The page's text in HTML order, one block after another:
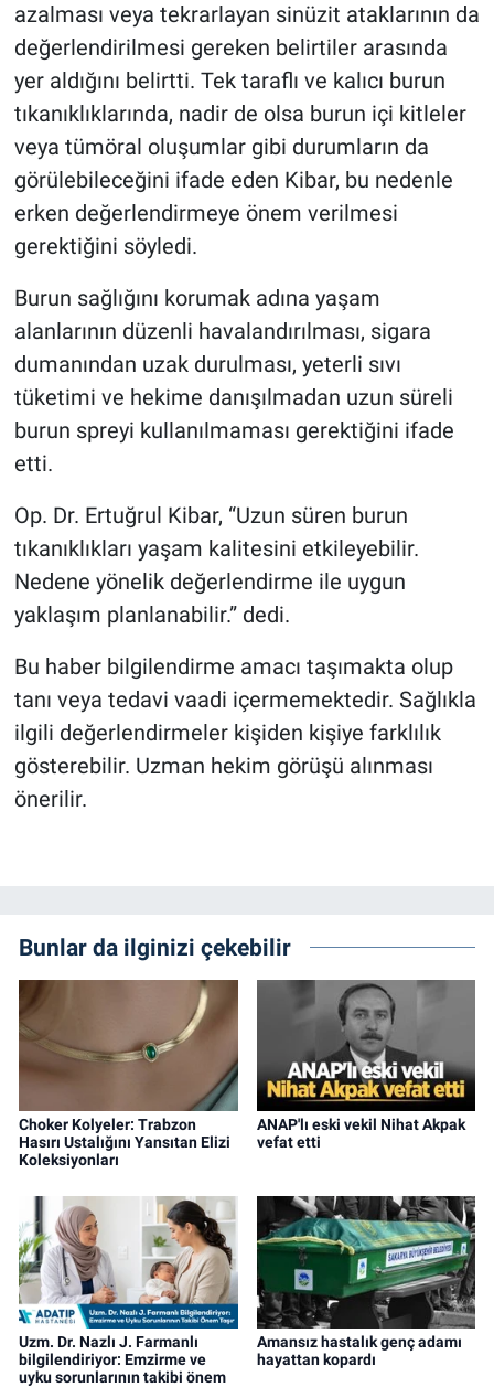
azalması veya tekrarlayan sinüzit ataklarının da
değerlendirilmesi gereken belirtiler arasında
yer aldığını belirtti. Tek taraflı ve kalıcı burun
tıkanıklıklarında, nadir de olsa burun içi kitleler
veya tümöral oluşumlar gibi durumların da
görülebileceğini ifade eden Kibar, bu nedenle
erken değerlendirmeye önem verilmesi
gerektiğini söyledi.
Burun sağlığını korumak adına yaşam
alanlarının düzenli havalandırılması, sigara
dumanından uzak durulması, yeterli sıvı
tüketimi ve hekime danışılmadan uzun süreli
burun spreyi kullanılmaması gerektiğini ifade
etti.
Op. Dr. Ertuğrul Kibar, “Uzun süren burun
tıkanıklıkları yaşam kalitesini etkileyebilir.
Nedene yönelik değerlendirme ile uygun
yaklaşım planlanabilir.” dedi.
Bu haber bilgilendirme amacı taşımakta olup
tanı veya tedavi vaadi içermemektedir. Sağlıkla
ilgili değerlendirmeler kişiden kişiye farklılık
gösterebilir. Uzman hekim görüşü alınması
önerilir.
Bunlar da ilginizi çekebilir
Choker Kolyeler: Trabzon
Hasırı Ustalığını Yansıtan Elizi
Koleksiyonları
ANAP'lı eski vekil Nihat Akpak
vefat etti
Uzm. Dr. Nazlı J. Farmanlı
bilgilendiriyor: Emzirme ve
uyku sorunlarının takibi önem
Amansız hastalık genç adamı
hayattan kopardı